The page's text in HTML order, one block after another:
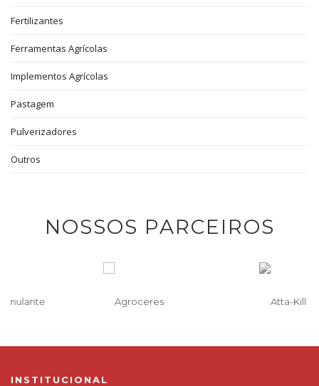
Fertilizantes
Ferramentas Agrícolas
Implementos Agrícolas
Pastagem
Pulverizadores
Outros
NOSSOS PARCEIROS
INSTITUCIONAL